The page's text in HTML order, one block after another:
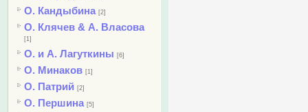
О. Кандыбина [2]
О. Клячев & А. Власова
[1]
О. и А. Лагуткины [6]
О. Минаков [1]
О. Патрий [2]
О. Першина [5]